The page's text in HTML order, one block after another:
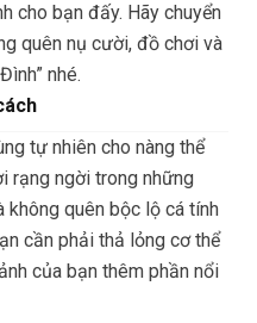
cho bạn đấy. Hãy chuyển
quên nụ cười, đồ chơi và
nhé.
tự nhiên cho nàng thể
rạng ngời trong những
không quên bộc lộ cá tính
cần phải thả lỏng cơ thể
của bạn thêm phần nổi